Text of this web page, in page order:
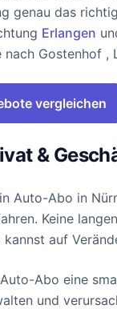
genau das
Erlangen
Gostenhof ,
vergleichen
&
Auto-Abo in
Keine
auf
Abo eine
und